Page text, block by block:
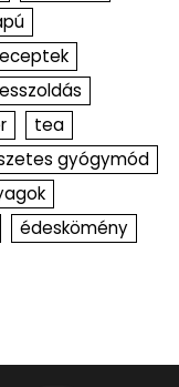
tea
gyógymód
édeskömény